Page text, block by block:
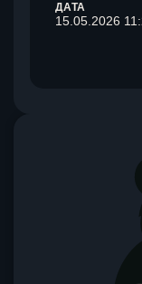
ДАТА
15.05.2026